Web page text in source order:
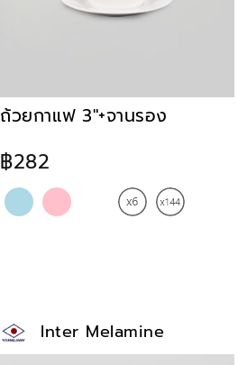
ถ้วยกาแฟ 3"+จานรอง
฿282
Inter Melamine